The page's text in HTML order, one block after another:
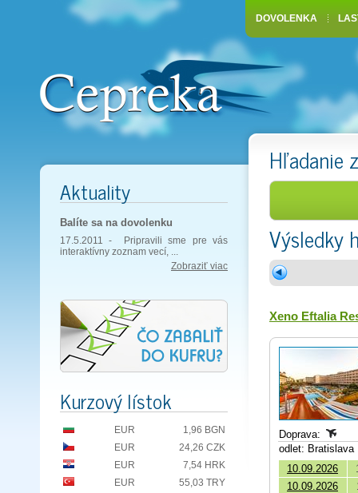
Hľadanie
Výsledky
Xeno Eftalia
Doprava:
odlet: Bratislava
10.09.2026
10.09.2026
Aktuality
Balíte sa na dovolenku
17.5.2011 - Pripravili sme pre vás
interaktívny zoznam vecí, ...
Zobraziť viac
Kurzový lístok
EUR
1,96 BGN
EUR
24,26 CZK
EUR
7,54 HRK
EUR
55,03 TRY
DOVOLENKA